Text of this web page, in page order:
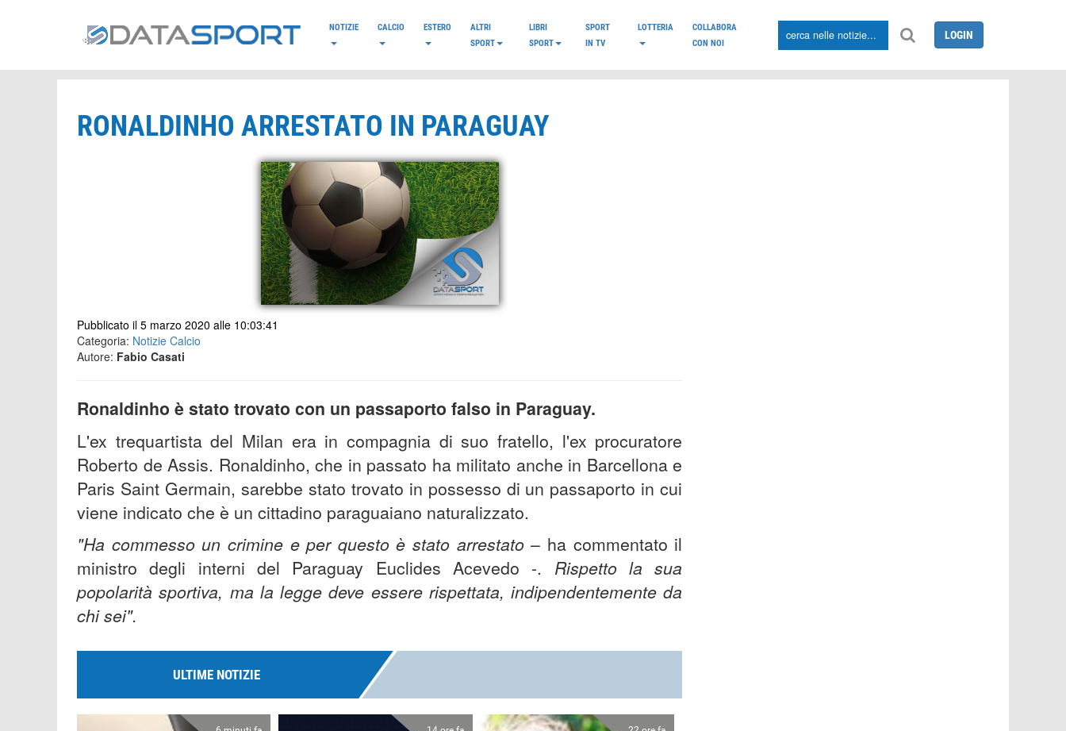
NOTIZIE CALCIO ESTERO
ALTRI
SPORT
LIBRI
SPORT
SPORT
IN TV
LOTTERIA
COLLABORA
CON NOI
LOGIN
RONALDINHO ARRESTATO IN PARAGUAY
Pubblicato il 5 marzo 2020 alle 10:03:41
Categoria: Notizie Calcio
Autore: Fabio Casati
Ronaldinho è stato trovato con un passaporto falso in Paraguay.
L'ex trequartista del Milan era in compagnia di suo fratello, l'ex procuratore
Roberto de Assis. Ronaldinho, che in passato ha militato anche in Barcellona e
Paris Saint Germain, sarebbe stato trovato in possesso di un passaporto in cui
viene indicato che è un cittadino paraguaiano naturalizzato.
"Ha commesso un crimine e per questo è stato arrestato– ha commentato il
ministro degli interni del Paraguay Euclides Acevedo -. Rispetto la sua
popolarità sportiva, ma la legge deve essere rispettata, indipendentemente da
chi sei".
ULTIME NOTIZIE